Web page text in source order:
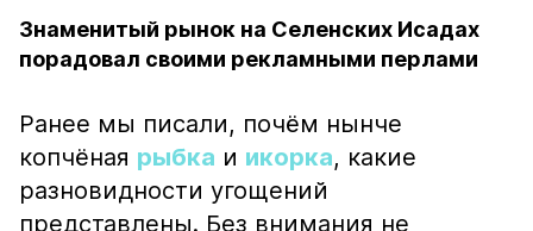
Знаменитый рынок на Селенских Исадах
порадовал своими рекламными перлами
Ранее мы писали, почём нынче
копчёная рыбка и икорка, какие
разновидности угощений
представлены. Без внимания не